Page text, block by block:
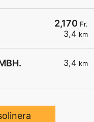
2,170 Fr.
3,4 km
3,4 km